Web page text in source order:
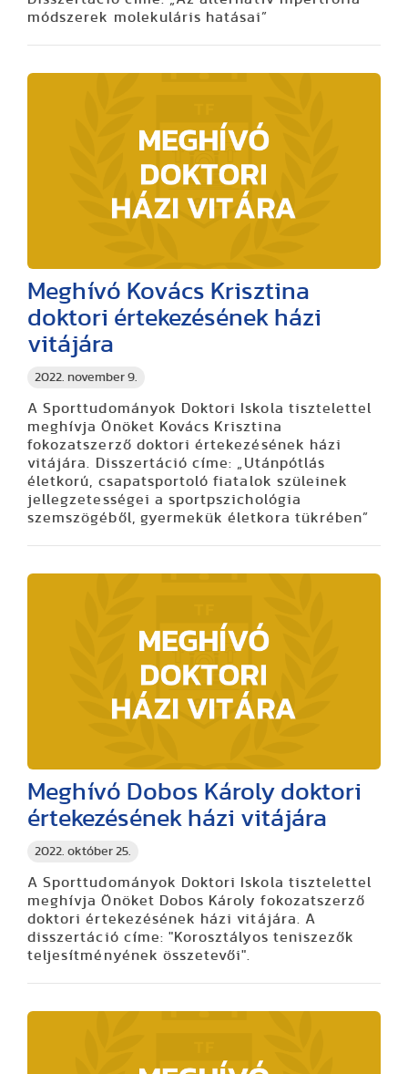
módszerek molekuláris hatásai”
2022. november 9.
Meghívó Kovács Krisztina
doktori értekezésének házi
vitájára
A Sporttudományok Doktori Iskola tisztelettel
meghívja Önöket Kovács Krisztina
fokozatszerző doktori értekezésének házi
vitájára. Disszertáció címe: „Utánpótlás
életkorú, csapatsportoló fiatalok szüleinek
jellegzetességei a sportpszichológia
szemszögéből, gyermekük életkora tükrében”
2022. október 25.
Meghívó Dobos Károly doktori
értekezésének házi vitájára
A Sporttudományok Doktori Iskola tisztelettel
meghívja Önöket Dobos Károly fokozatszerző
doktori értekezésének házi vitájára. A
disszertáció címe: "Korosztályos teniszezők
teljesítményének összetevői".